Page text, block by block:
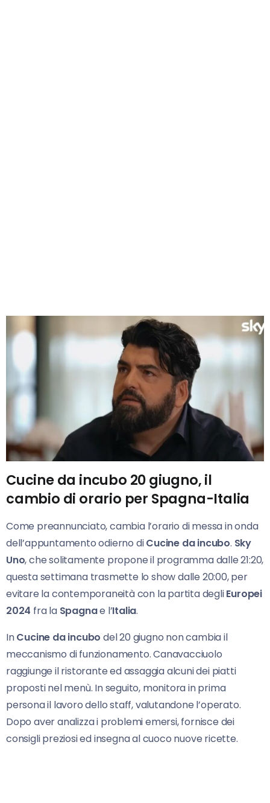
Cucine da incubo 20 giugno, il
cambio di orario per Spagna-Italia
Come preannunciato, cambia l’orario di messa in onda
dell’appuntamento odierno diCucine da incubo. Sky
Uno, che solitamente propone il programma dalle 21:20,
questa settimana trasmette lo show dalle 20:00, per
evitare la contemporaneità con la partita degliEuropei
2024 fra la Spagnae l’Italia.
InCucine da incubo del 20 giugno non cambia il
meccanismo di funzionamento. Canavacciuolo
raggiunge il ristorante ed assaggia alcuni dei piatti
proposti nel menù. In seguito, monitora in prima
persona il lavoro dello staff, valutandone l’operato.
Dopo aver analizza i problemi emersi, fornisce dei
consigli preziosi ed insegna al cuoco nuove ricette.